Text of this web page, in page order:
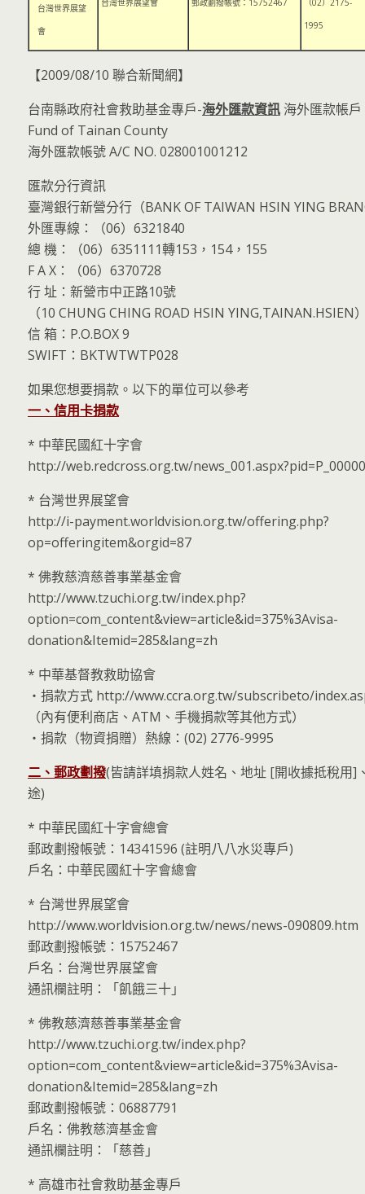
台灣世界展望
會
1995
【2009/08/10 聯合新聞網】
台南縣政府社會救助基金專戶-海外匯款資訊 海外匯款帳
Fund of Tainan County
海外匯款帳號 A/C NO. 028001001212
匯款分行資訊
臺灣銀行新營分行（BANK OF TAIWAN HSIN YING
外匯專線：（06）6321840
總 機：（06）6351111轉153，154，155
F A X：（06）6370728
行 址：新營市中正路10號
（10 CHUNG CHING ROAD HSIN YING,TAINAN.HSIEN
信 箱：P.O.BOX 9
SWIFT：BKTWTWTP028
如果您想要捐款。以下的單位可以參考
一、信用卡捐款
* 中華民國紅十字會
http://web.redcross.org.tw/
* 台灣世界展望會
http://i-payment.worldvision.org.tw/offering.php?
op=offeringitem&orgid=87
* 佛教慈濟慈善事業基金會
http://www.tzuchi.org.tw/index.php?
option=com_content&view=article&id=375%3Avisa-
donation&Itemid=285&lang=zh
* 中華基督教救助協會
‧捐款方式 http://www.ccra.org.tw/subscribeto/
（內有便利商店、ATM、手機捐款等其他方式）
‧捐款（物資捐贈）熱線：(02) 2776-9995
二、郵政劃撥(皆請詳填捐款人姓名、地址 [開收據抵稅用]
途)
* 中華民國紅十字會總會
郵政劃撥帳號：14341596 (註明八八水災專戶)
戶名：中華民國紅十字會總會
* 台灣世界展望會
http://www.worldvision.org.tw/news/news-090809.htm
郵政劃撥帳號：15752467
戶名：台灣世界展望會
通訊欄註明：「飢餓三十」
* 佛教慈濟慈善事業基金會
http://www.tzuchi.org.tw/index.php?
option=com_content&view=article&id=375%3Avisa-
donation&Itemid=285&lang=zh
郵政劃撥帳號：06887791
戶名：佛教慈濟基金會
通訊欄註明：「慈善」
* 高雄市社會救助基金專戶